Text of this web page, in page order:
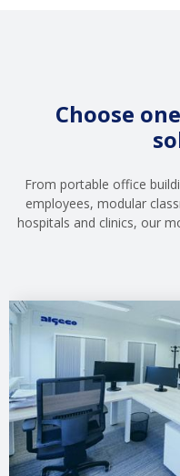
Choose
From portable office
employees, modular
hospitals and clinics, our